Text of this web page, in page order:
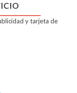
y tarjeta de